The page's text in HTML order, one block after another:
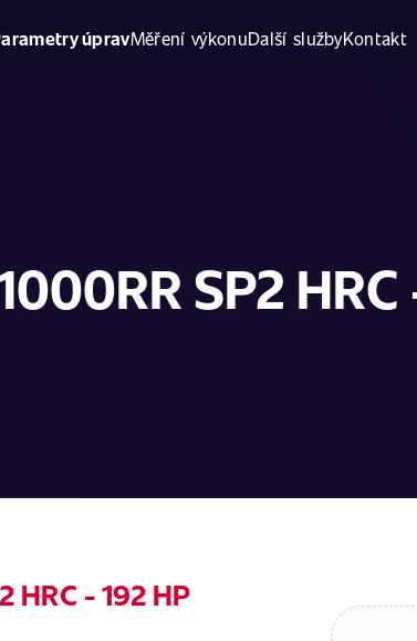
úpravMěření výkonuDalší službyKontakt
SP2 HRC
HRC - 192 HP